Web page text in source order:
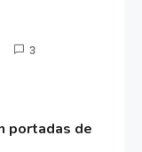
3
portadas de